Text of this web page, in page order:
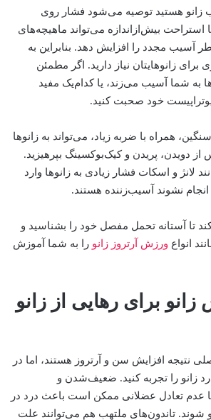
زانو هستید توصیه می‌شود فشار روی
استراحت بیش‌ازاندازه می‌تواند ماهیچه‌های
آسیب مجدد را افزایش دهد. بنابراین به
زانوهایتان نیاز دارید. اگر مطمئن
به شما آسیب می‌زند، یا کدام‌یک مفید
خود صحبت کنید.
همراه با ضربه زیاد، می‌تواند به زانوها
دویدن، پریدن و کیک‌بوکسینگ بپرهیزید.
لانژ و اسکات فشار زیادی به زانوها وارد
نشوند آسیب‌زننده هستند.
تا آستانه تحمل مفصل خود را بشناسید و
انواع ورزش آرتروز زانو را به شما آموزش
برای رهایی از زانو
نتیجه افزایش سن و آرتروز هستند، اما در
را تجربه کنید. ضعیف‌شدن و
تعادل عضلانی ممکن است باعث درد در
شوند. تاندون‌های ملتهب هم می‌توانند علت